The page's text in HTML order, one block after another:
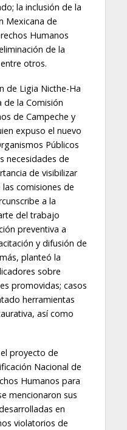
la inclusión de la
Mexicana de
Humanos
de la
otros.
de Ligia Nicthe-Ha
de la Comisión
de Campeche y
expuso el nuevo
Públicos
necesidades de
de visibilizar
comisiones de
a la
del trabajo
preventiva a
y difusión de
planteó la
sobre
promovidas; casos
herramientas
así como
proyecto de
Nacional de
Humanos para
mencionaron sus
en
violatorios de